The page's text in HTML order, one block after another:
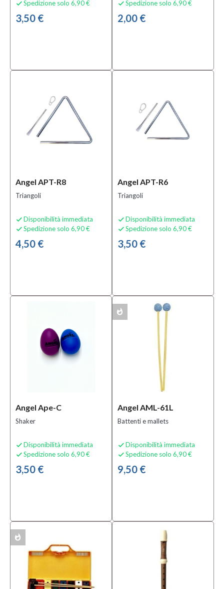
 Spedizione solo 6,90 €
3,50 €
 Spedizione solo 6,90 €
2,00 €
Angel APT-R8
Triangoli
 Disponibilità immediata
 Spedizione solo 6,90 €
4,50 €
Angel APT-R6
Triangoli
 Disponibilità immediata
 Spedizione solo 6,90 €
3,50 €
Angel Ape-C
Shaker
 Disponibilità immediata
 Spedizione solo 6,90 €
3,50 €
Angel AML-61L
Battenti e mallets
 Disponibilità immediata
 Spedizione solo 6,90 €
9,50 €
whatshot
whatshot